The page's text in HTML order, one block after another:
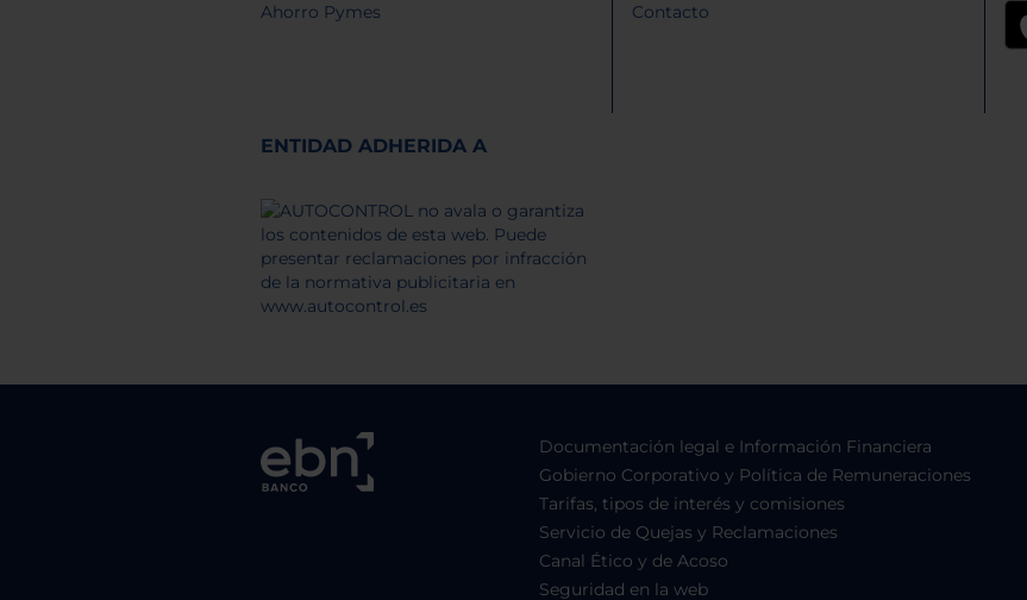
Ahorro Pymes
Contacto
ENTIDAD ADHERIDA A
Documentación legal e Información Financiera
Gobierno Corporativo y Política de Remuneraciones
Tarifas, tipos de interés y comisiones
Servicio de Quejas y Reclamaciones
Canal Ético y de Acoso
Seguridad en la web